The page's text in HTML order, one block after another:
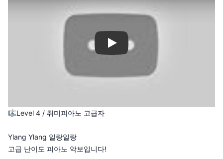
Play
🎼 Level 4 / 취미피아노 고급자
Ylang Ylang 일랑일랑
고급 난이도 피아노 악보입니다!